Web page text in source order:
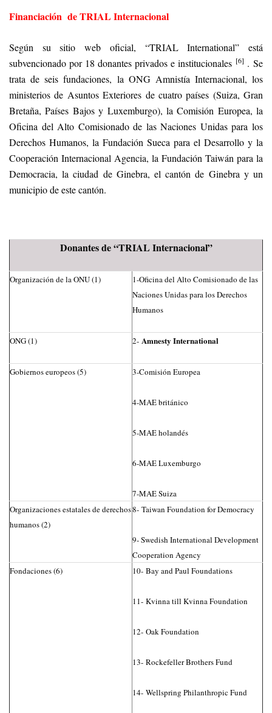
Financiación de TRIAL Internacional
Según su sitio web oficial, “TRIAL International” está
subvencionado por 18 donantes privados e institucionales [6] . Se
trata de seis fundaciones, la ONG Amnistía Internacional, los
ministerios de Asuntos Exteriores de cuatro países (Suiza, Gran
Bretaña, Países Bajos y Luxemburgo), la Comisión Europea, la
Oficina del Alto Comisionado de las Naciones Unidas para los
Derechos Humanos, la Fundación Sueca para el Desarrollo y la
Cooperación Internacional Agencia, la Fundación Taiwán para la
Democracia, la ciudad de Ginebra, el cantón de Ginebra y un
municipio de este cantón.
Donantes de “TRIAL Internacional”
Organización de la ONU (1)
1-Oficina del Alto Comisionado de las
Naciones Unidas para los Derechos
Humanos
ONG (1) 2- Amnesty International
Gobiernos europeos (5) 3-Comisión Europea
4-MAE británico
5-MAE holandés
6-MAE Luxemburgo
7-MAE Suiza
Organizaciones estatales de derechos
humanos (2)
8- Taiwan Foundation for Democracy
9- Swedish International Development
Cooperation Agency
Fondaciones (6)
10- Bay and Paul Foundations
11- Kvinna till Kvinna Foundation
12- Oak Foundation
13- Rockefeller Brothers Fund
14- Wellspring Philanthropic Fund